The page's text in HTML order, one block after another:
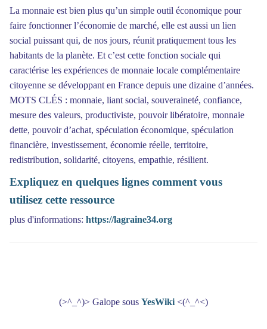
La monnaie est bien plus qu’un simple outil économique pour
faire fonctionner l’économie de marché, elle est aussi un lien
social puissant qui, de nos jours, réunit pratiquement tous les
habitants de la planète. Et c’est cette fonction sociale qui
caractérise les expériences de monnaie locale complémentaire
citoyenne se développant en France depuis une dizaine d’années.
MOTS CLÉS : monnaie, liant social, souveraineté, confiance,
mesure des valeurs, productiviste, pouvoir libératoire, monnaie
dette, pouvoir d’achat, spéculation économique, spéculation
financière, investissement, économie réelle, territoire,
redistribution, solidarité, citoyens, empathie, résilient.
Expliquez en quelques lignes comment vous
utilisez cette ressource
plus d'informations: https://lagraine34.org
(>^_^)> Galope sous YesWiki <(^_^<)